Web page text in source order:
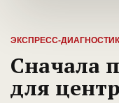
ЭКСПРЕСС-
Сначала
для